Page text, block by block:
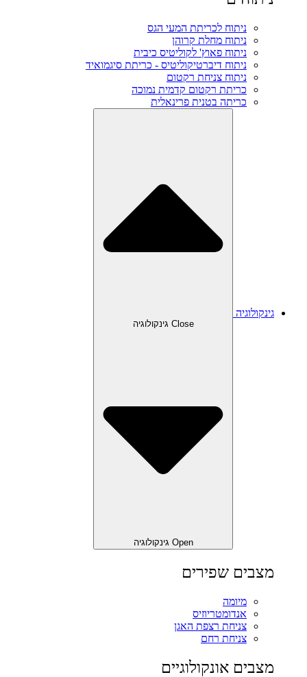
ניתוח לכריתת המעי הגס
ניתוח מחלת קרוהן
ניתוח פאוץ' לקוליטיס כיבית
ניתוח דיברטיקוליטיס - כריתת סיגמואיד
ניתוח צניחת רקטום
כריתת רקטום קדמית נמוכה
כריתה בטנית פרינאלית
גינקולוגיה
Close גינקולוגיה
Open גינקולוגיה
מצבים שפירים
מיומה
אנדומטריוזיס
צניחת רצפת האגן
צניחת רחם
מצבים אונקולוגיים